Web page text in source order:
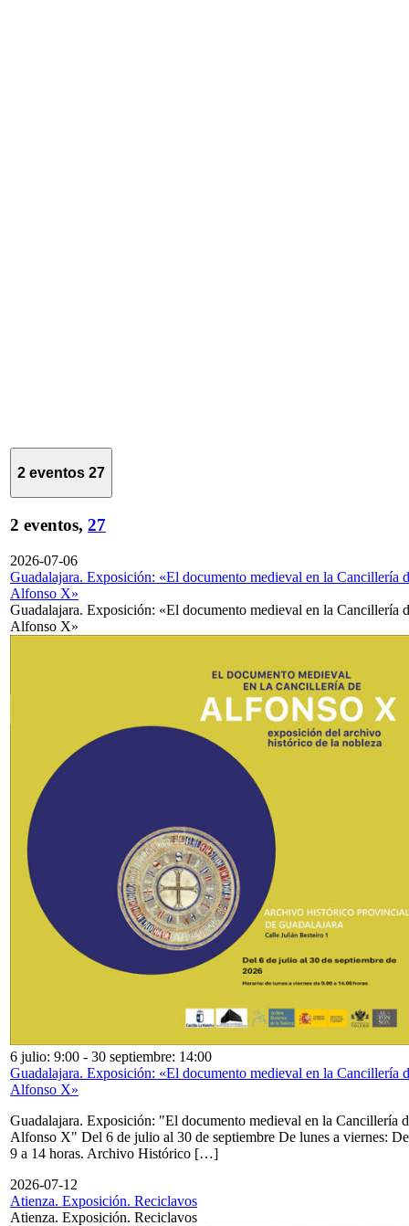
2 eventos 27
2 eventos, 27
2026-07-06
Guadalajara. Exposición: «El documento medieval en la Cancillería
Alfonso X»
Guadalajara. Exposición: «El documento medieval en la Cancillería
Alfonso X»
6 julio: 9:00 - 30 septiembre: 14:00
Guadalajara. Exposición: «El documento medieval en la Cancillería
Alfonso X»
Guadalajara. Exposición: "El documento medieval en la Cancillería
Alfonso X" Del 6 de julio al 30 de septiembre De lunes a viernes: De
9 a 14 horas. Archivo Histórico […]
2026-07-12
Atienza. Exposición. Reciclavos
Atienza. Exposición. Reciclavos